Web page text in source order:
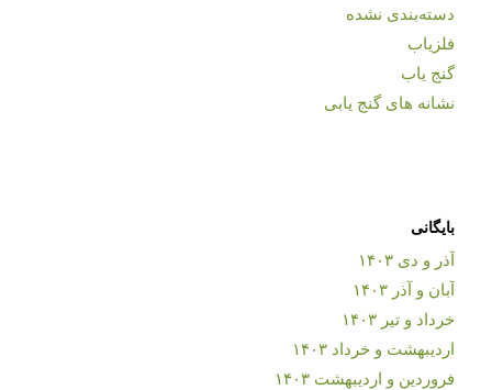
دسته‌بندی نشده
فلزیاب
گنج یاب
نشانه های گنج یابی
بایگانی
آذر و دی ۱۴۰۳
آبان و آذر ۱۴۰۳
خرداد و تیر ۱۴۰۳
اردیبهشت و خرداد ۱۴۰۳
فروردین و اردیبهشت ۱۴۰۳